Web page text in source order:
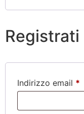
Registrati
Indirizzo email *